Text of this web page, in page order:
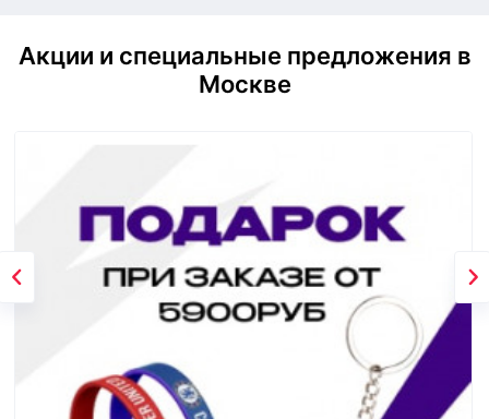
Акции и специальные предложения в
Москве